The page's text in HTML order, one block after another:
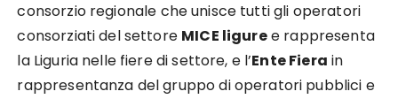
consorzio regionale che unisce tutti gli operatori
consorziati del settore MICE liguree rappresenta
la Liguria nelle fieredi settore, e l’Ente Fiera in
rappresentanza del gruppo di operatori pubblici e